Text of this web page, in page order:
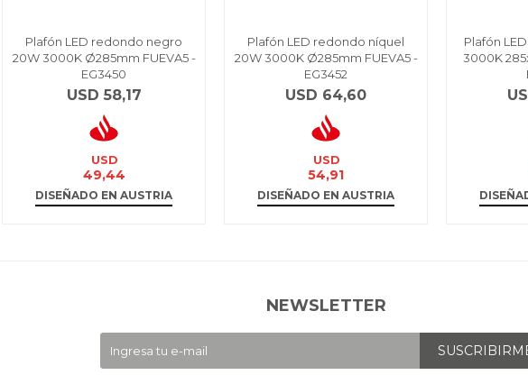
Plafón LED redondo negro
20W 3000K Ø285mm FUEVA5 -
EG3450
USD 58,17
USD
49,44
DISEÑADO EN AUSTRIA
Plafón LED redondo níquel
20W 3000K Ø285mm FUEVA5 -
EG3452
USD 64,60
USD
54,91
DISEÑADO EN AUSTRIA
Plafón
3000K
NEWSLETTER